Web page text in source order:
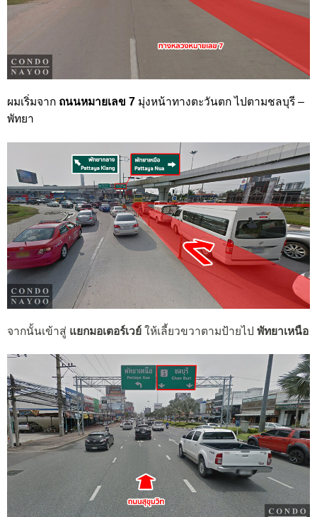
ผมเริ่มจาก ถนนหมายเลข 7 มุ่งหน้าทางตะวันตก ไปตามชลบุรี –
พัทยา
จากนั้นเข้าสู่ แยกมอเตอร์เวย์ ให้เลี้ยวขวาตามป้ายไป พัทยาเหนือ